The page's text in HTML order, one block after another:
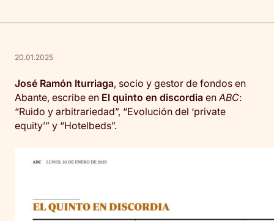
20.01.2025
José Ramón Iturriaga, socio y gestor de fondos en
Abante, escribe en El quinto en discordia en ABC:
“Ruido y arbitrariedad”, “Evolución del ‘private
equity’” y “Hotelbeds”.